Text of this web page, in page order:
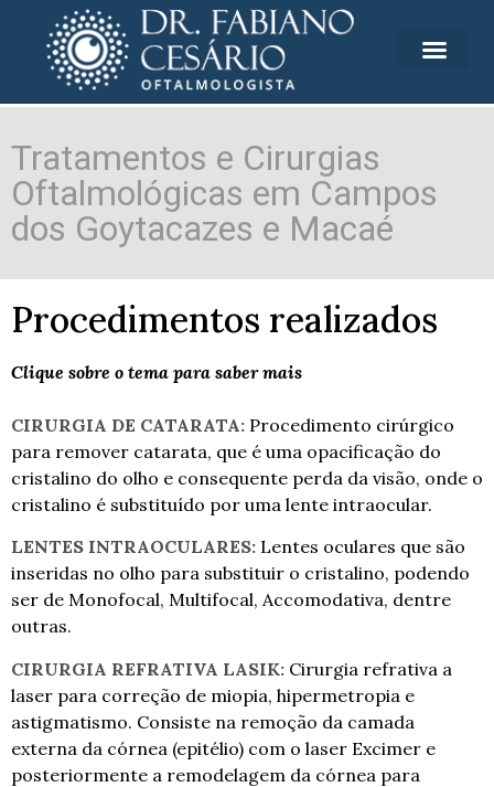
Tratamentos e Cirurgias
Oftalmológicas em Campos
dos Goytacazes e Macaé
Procedimentos realizados
Clique sobre o tema para saber mais
CIRURGIA DE CATARATA: Procedimento cirúrgico
para remover catarata, que é uma opacificação do
cristalino do olho e consequente perda da visão, onde o
cristalino é substituído por uma lente intraocular.
LENTES INTRAOCULARES: Lentes oculares que são
inseridas no olho para substituir o cristalino, podendo
ser de Monofocal, Multifocal, Accomodativa, dentre
outras.
CIRURGIA REFRATIVA LASIK: Cirurgia refrativa a
laser para correção de miopia, hipermetropia e
astigmatismo. Consiste na remoção da camada
externa da córnea (epitélio) com o laser Excimer e
posteriormente a remodelagem da córnea para